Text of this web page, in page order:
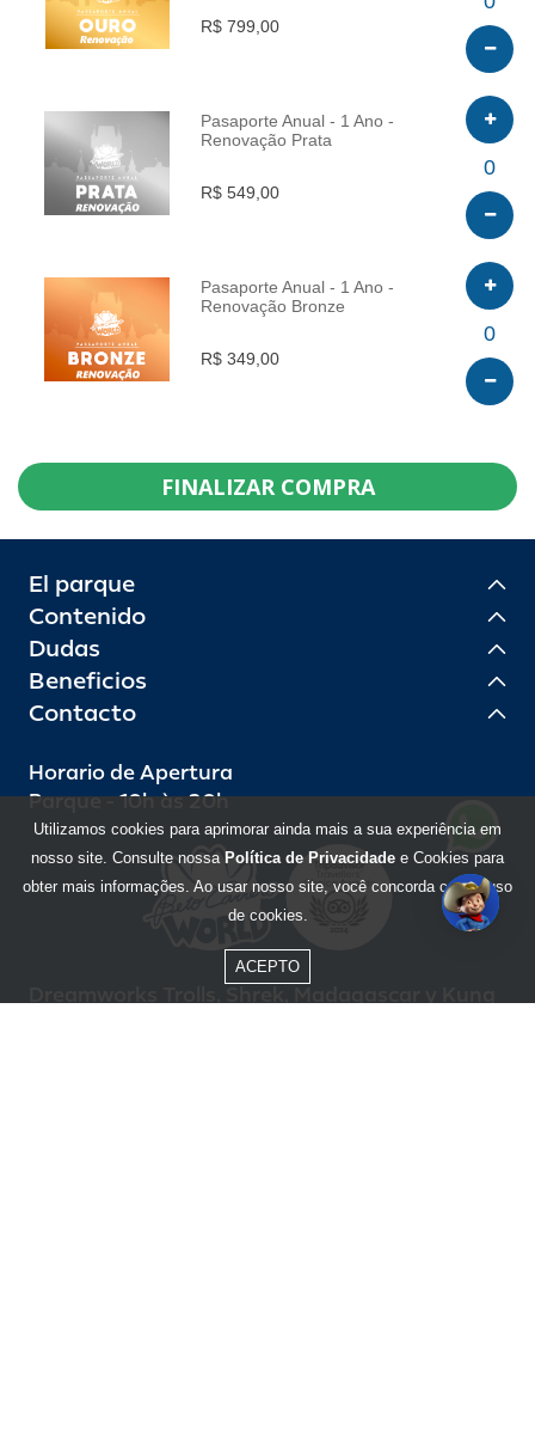
R$ 799,00
INFO
Pasaporte Anual - 1 Ano -
Renovação Prata
R$ 549,00
0
INFO
Pasaporte Anual - 1 Ano -
Renovação Bronze
R$ 349,00
0
FINALIZAR COMPRA
El parque
Contenido
Dudas
Beneficios
Contacto
Horario de Apertura
Parque - 10h às 20h
Utilizamos cookies para aprimorar ainda mais a sua experiência em
nosso site. Consulte nossa Política de Privacidade e Cookies para
obter mais informações. Ao usar nosso site, você concorda com o uso
de cookies.
ACEPTO